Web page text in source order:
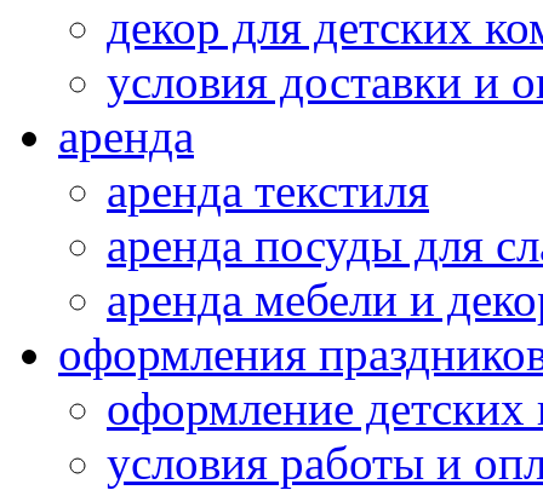
декор для детских
условия доставки и
аренда
аренда текстиля
аренда посуды для
аренда мебели и
оформления
оформление детских
условия работы и